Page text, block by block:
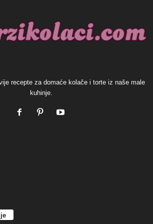
recepte za domaće kolače i torte iz naše male
kuhinje.